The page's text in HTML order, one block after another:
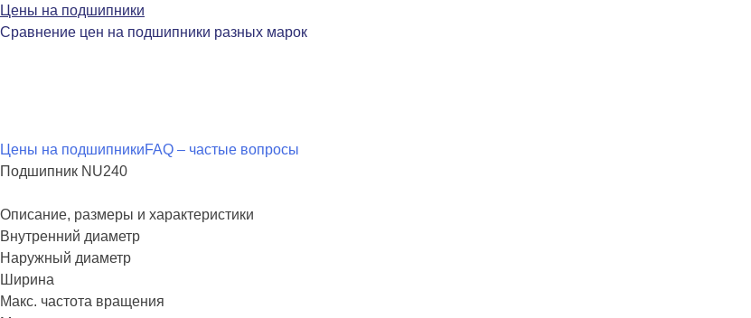
Цены на подшипники
Сравнение цен на подшипники разных марок
Перейти
к
Цены на подшипникиFAQ – частые вопросы
Подшипник NU240
Описание, размеры и характеристики
Внутренний диаметр
Наружный диаметр
Ширина
Макс. частота вращения